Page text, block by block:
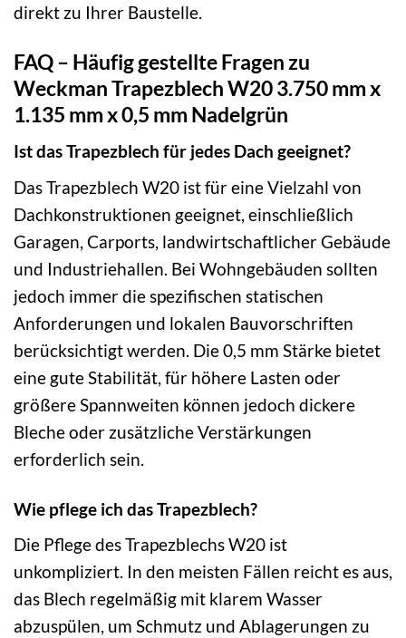
direkt zu Ihrer Baustelle.
FAQ – Häufig gestellte Fragen zu
Weckman Trapezblech W20 3.750 mm x
1.135 mm x 0,5 mm Nadelgrün
Ist das Trapezblech für jedes Dach geeignet?
Das Trapezblech W20 ist für eine Vielzahl von
Dachkonstruktionen geeignet, einschließlich
Garagen, Carports, landwirtschaftlicher Gebäude
und Industriehallen. Bei Wohngebäuden sollten
jedoch immer die spezifischen statischen
Anforderungen und lokalen Bauvorschriften
berücksichtigt werden. Die 0,5 mm Stärke bietet
eine gute Stabilität, für höhere Lasten oder
größere Spannweiten können jedoch dickere
Bleche oder zusätzliche Verstärkungen
erforderlich sein.
Wie pflege ich das Trapezblech?
Die Pflege des Trapezblechs W20 ist
unkompliziert. In den meisten Fällen reicht es aus,
das Blech regelmäßig mit klarem Wasser
abzuspülen, um Schmutz und Ablagerungen zu